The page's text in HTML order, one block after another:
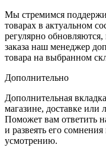
Мы стремимся
товарах в актуальном
регулярно
заказа наш менеджер
товара на выбранном
Дополнительно
Дополнительная
магазине, доставке или
Поможет вам ответить
и развеять его
усмотрению.